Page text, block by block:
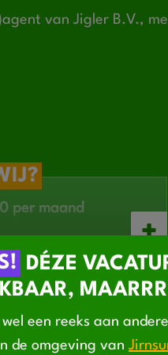
van Jigler B.V.,
per maand
team
KENNISMAKING
DÉZE
wel een reeks aan
de omgeving van